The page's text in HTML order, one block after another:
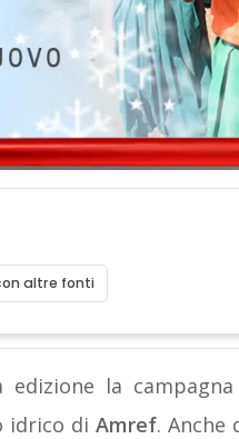
altre fonti
edizione la
idrico diAmref. Anche